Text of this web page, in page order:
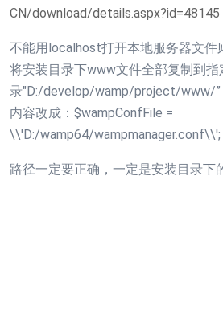
CN/download/details.aspx?id=48145
不能用localhost打开本地服务器文件
将安装目录下www文件全部复制到指
录"D:/develop/wamp/project/www/”
内容改成：$wampConfFile =
\\'D:/wamp64/wampmanager.conf\\';
路径一定要正确，一定是安装目录下